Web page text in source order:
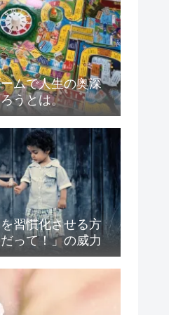
ムで人生の奥深
うとは。
習慣化させる方
って！」の威力